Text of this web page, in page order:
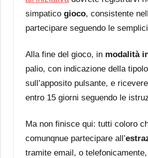
simpatico gioco, consistente
partecipare seguendo le
Alla fine del gioco, in modalità
palio, con indicazione della
sull’apposito pulsante, e
entro 15 giorni seguendo le
Ma non finisce qui: tutti coloro
comunqnue partecipare all’
tramite email, o